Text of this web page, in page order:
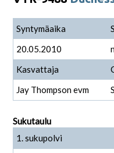
Syntymäaika
20.05.2010
Kasvattaja
Jay Thompson evm
Sukutaulu
1. sukupolvi